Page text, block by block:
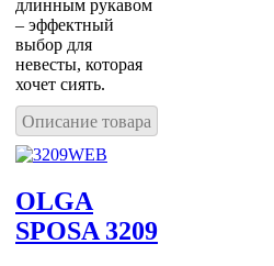
длинным рукавом
– эффектный
выбор для
невесты, которая
хочет сиять.
Описание товара
OLGA
SPOSA 3209